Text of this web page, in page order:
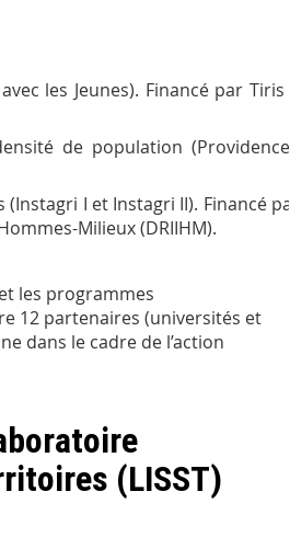
les Jeunes). Financé par Tiris –
de population (Providence).
I et Instagri II). Financé par
Milieux (DRIIHM).
les programmes
12 partenaires (universités et
dans le cadre de l’action
(LISST)